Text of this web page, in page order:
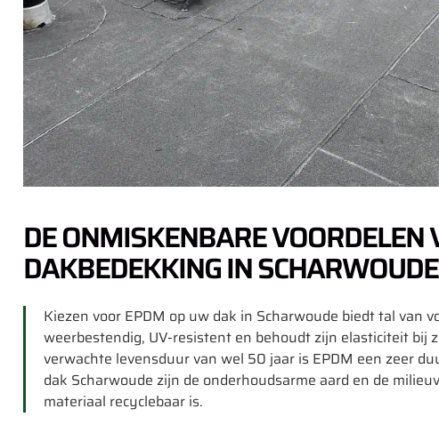
DE ONMISKENBARE VOORDELEN
DAKBEDEKKING IN SCHARWOUDE
Kiezen voor EPDM op uw dak in Scharwoude biedt tal van
weerbestendig, UV-resistent en behoudt zijn elasticiteit bij
verwachte levensduur van wel 50 jaar is EPDM een zeer
dak Scharwoude zijn de onderhoudsarme aard en de
materiaal recyclebaar is.